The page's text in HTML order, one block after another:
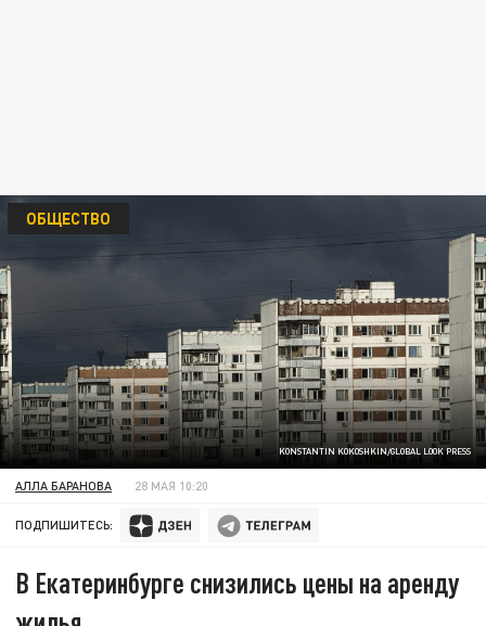
KONSTANTIN KOKOSHKIN/GLOBAL LOOK PRESS
ОБЩЕСТВО
АЛЛА БАРАНОВА 28 МАЯ 10:20
ПОДПИШИТЕСЬ:
В Екатеринбурге снизились цены на аренду